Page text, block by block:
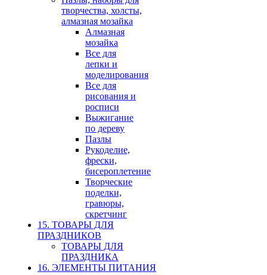
творчества, холсты,
алмазная мозайка
Алмазная
мозайка
Все для
лепки и
моделирования
Все для
рисования и
росписи
Выжигание
по дереву
Пазлы
Рукоделие,
фрески,
бисероплетение
Творческие
поделки,
гравюры,
скретчинг
15. ТОВАРЫ ДЛЯ
ПРАЗДНИКОВ
ТОВАРЫ ДЛЯ
ПРАЗДНИКА
16. ЭЛЕМЕНТЫ ПИТАНИЯ